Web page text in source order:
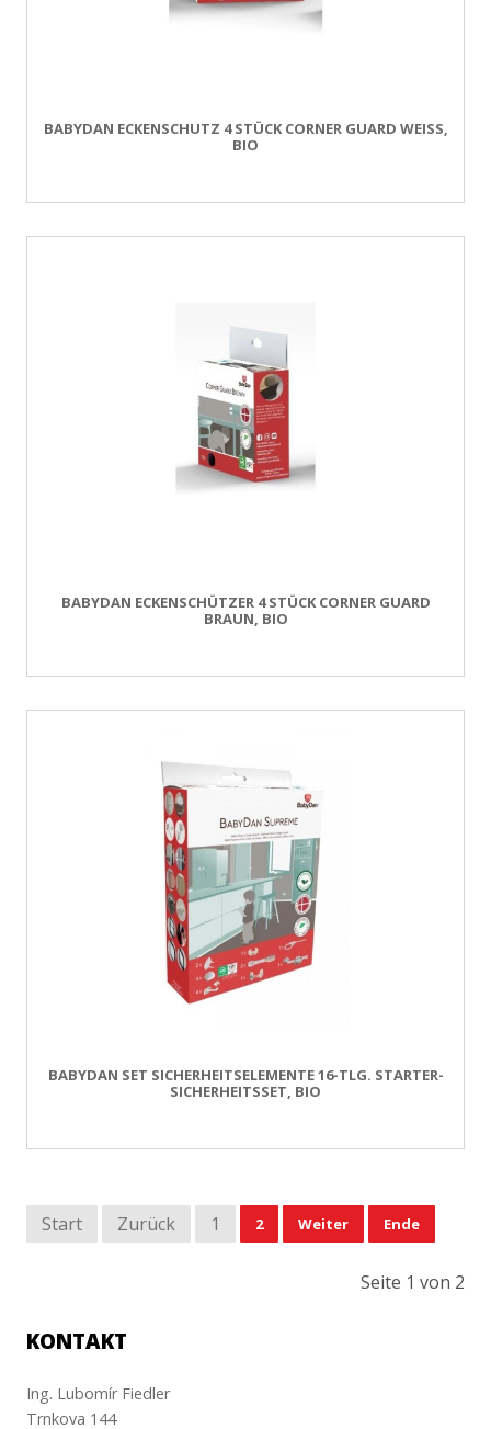
BABYDAN ECKENSCHUTZ 4 STÜCK CORNER GUARD WEISS, B
IO
BABYDAN ECKENSCHÜTZER 4 STÜCK CORNER GUARD
BRAUN, BIO
BABYDAN SET SICHERHEITSELEMENTE 16-TLG. STARTER-
SICHERHEITSSET, BIO
Start Zurück 1 2 Weiter Ende
Seite 1 von 2
KONTAKT
Ing. Lubomír Fiedler
Trnkova 144